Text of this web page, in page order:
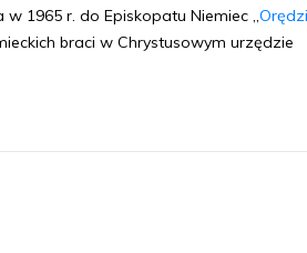
w 1965 r. do Episkopatu Niemiec „
braci w Chrystusowym urzędzie